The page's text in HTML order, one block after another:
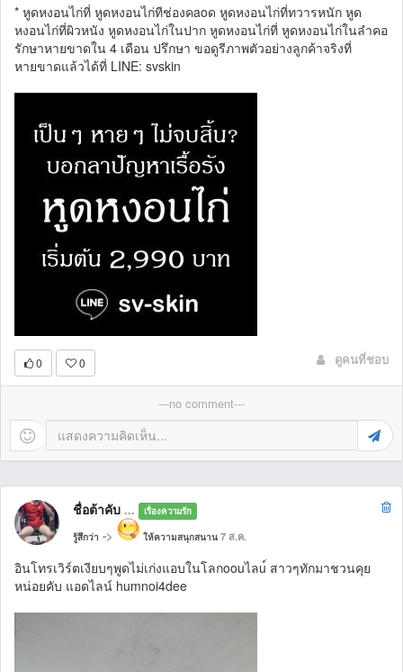
* หูดหงอนไก่ที่ หูดหงอนไก่ทีช่องคaoด หูดหงอนไก่ที่ทวารหนัก หูด
หงอนไก่ที่ผิวหนัง หูดหงอนไก่ในปาก หูดหงอนไก่ที่ หูดหงอนไก่ในลำคอ
รักษาหายขาดใน 4 เดือน ปรึกษา ขอดูรีภาพตัวอย่างลูกค้าจริงที่
หายขาดแล้วได้ที่ LINE: svskin
0 0 ดูคนที่ชอบ
---no comment---
ชื่อต้าคับ ... เรื่องความรัก
รู้สึกว่า -> ให้ความสนุกสนาน 7 ส.ค.
อินโทรเวิร์ตเงียบๆพูดไม่เก่งแอบในโลกoouไลu์ สาวๆทักมาชวนคุย
หน่อยคับ แอดไลน์ humnoi4dee